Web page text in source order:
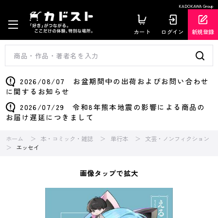
KADOKAWA Group
カート ログイン 新規登録
2026/08/07 お盆期間中の出荷およびお問い合わせ
に関するお知らせ
2026/07/29 令和8年熊本地震の影響による商品の
お届け遅延につきまして
ホーム 本・コミック・雑誌 単行本
文芸・ノンフィクション
エッセイ
画像タップで拡大